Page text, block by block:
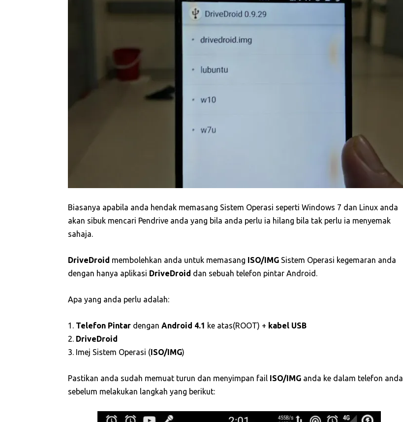
Biasanya apabila anda hendak memasang Sistem Operasi seperti Windows 7 dan Linux anda
akan sibuk mencari Pendrive anda yang bila anda perlu ia hilang bila tak perlu ia menyemak
sahaja.
DriveDroid membolehkan anda untuk memasang ISO/IMG Sistem Operasi kegemaran anda
dengan hanya aplikasi DriveDroid dan sebuah telefon pintar Android.
Apa yang anda perlu adalah:
1. Telefon Pintar dengan Android 4.1 ke atas(ROOT) + kabel USB
2. DriveDroid
3. Imej Sistem Operasi (ISO/IMG)
Pastikan anda sudah memuat turun dan menyimpan fail ISO/IMG anda ke dalam telefon anda
sebelum melakukan langkah yang berikut: